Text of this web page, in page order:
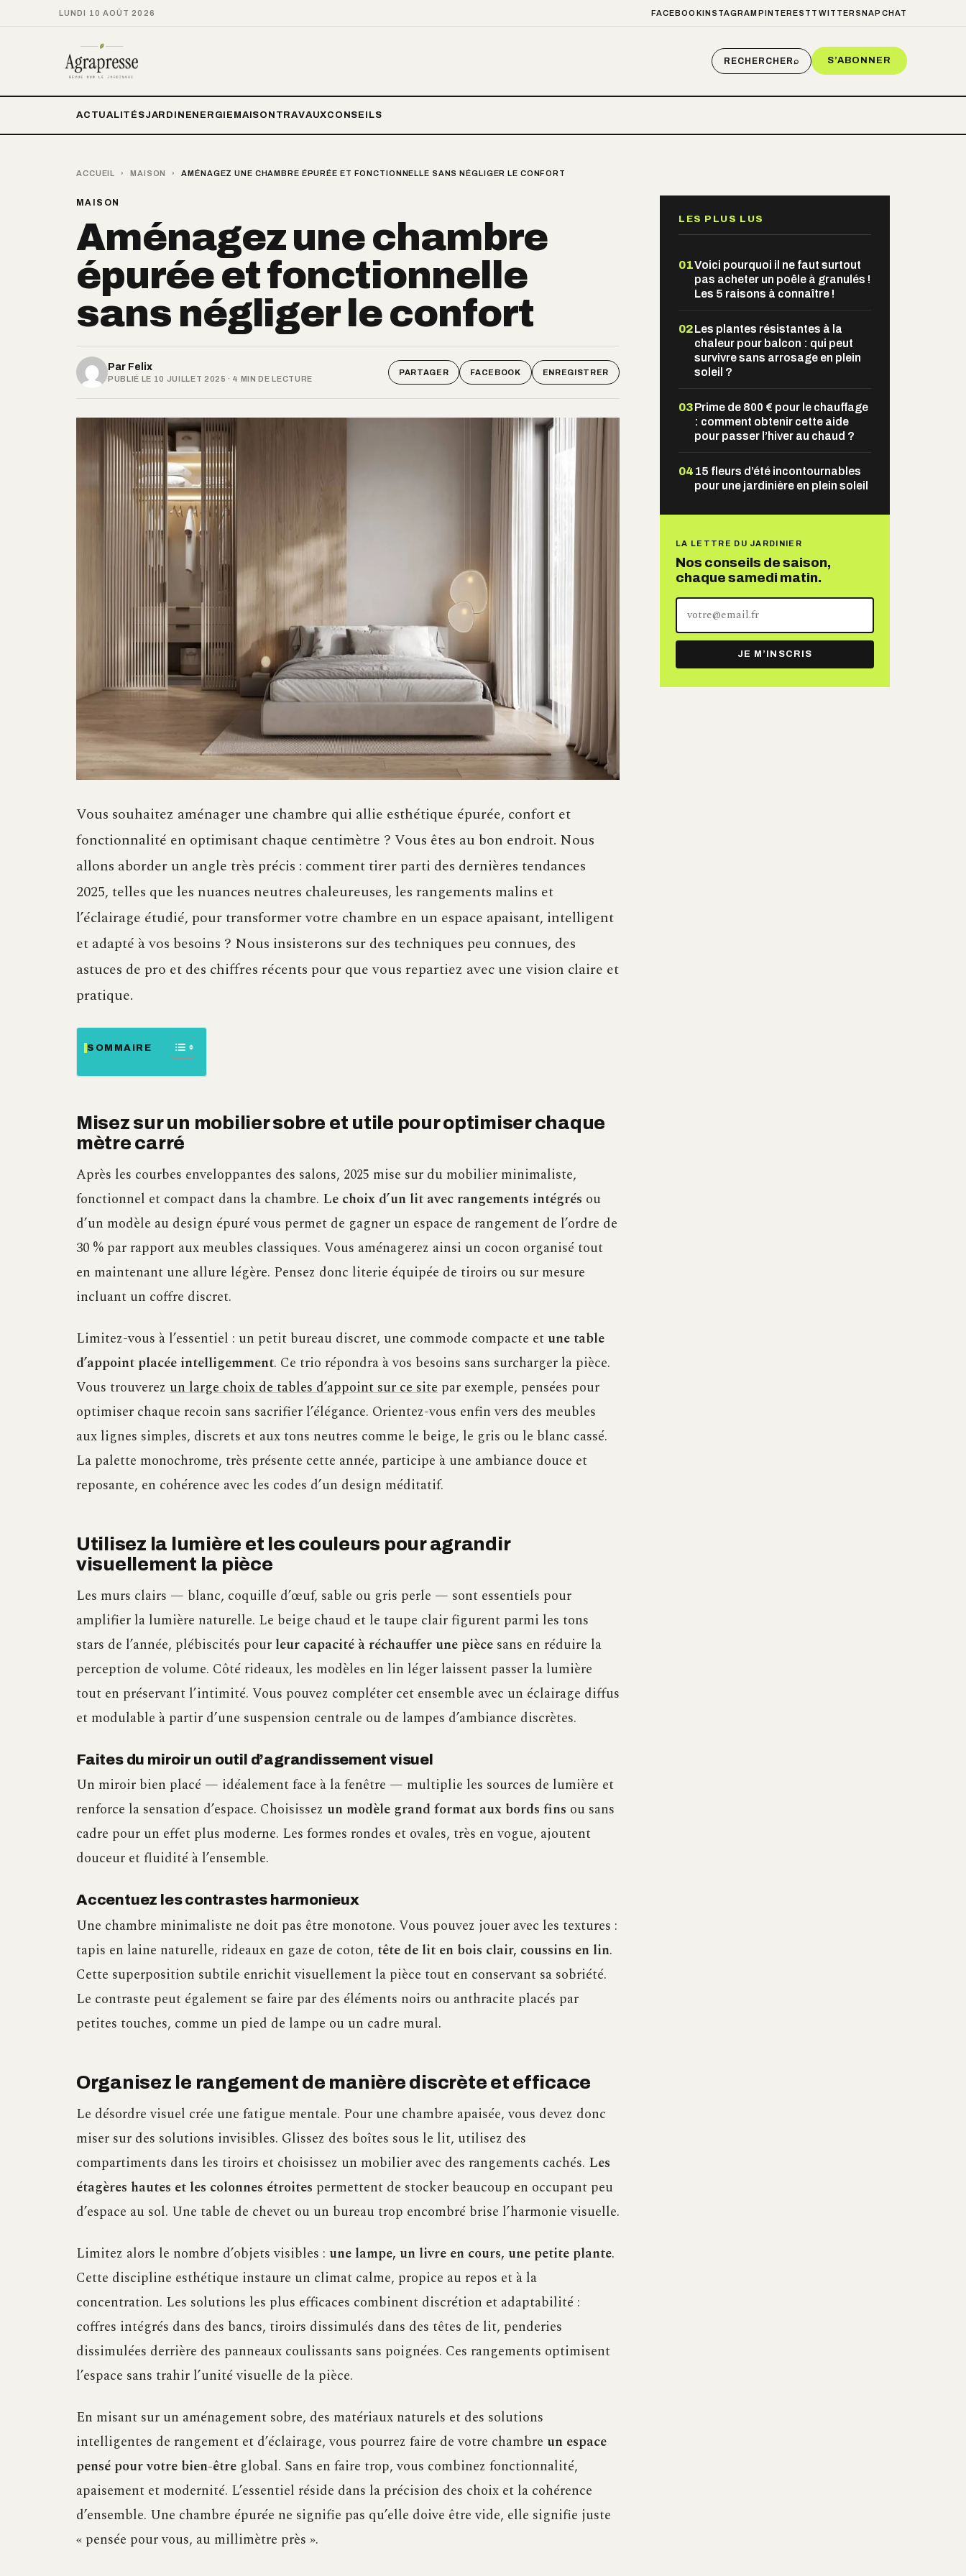
LUNDI 10 AOÛT 2026 FACEBOOKINSTAGRAM PINTEREST TWITTER SNAPCHAT
RECHERCHER⌕ S’ABONNER
ACTUALITÉSJARDIN ENERGIE MAISON TRAVAUXCONSEILS
ACCUEIL › MAISON › AMÉNAGEZ UNE CHAMBRE ÉPURÉE ET FONCTIONNELLE SANS NÉGLIGER LE CONFORT
MAISON
Aménagez une chambre
épurée et fonctionnelle
sans négliger le confort
Par Felix
PUBLIÉ LE 10 JUILLET 2025 · 4 MIN DE LECTURE
PARTAGER FACEBOOK ENREGISTRER
Vous souhaitez aménager une chambre qui allie esthétique épurée, confort et
fonctionnalité en optimisant chaque centimètre ? Vous êtes au bon endroit. Nous
allons aborder un angle très précis : comment tirer parti des dernières tendances
2025, telles que les nuances neutres chaleureuses, les rangements malins et
l’éclairage étudié, pour transformer votre chambre en un espace apaisant, intelligent
et adapté à vos besoins ? Nous insisterons sur des techniques peu connues, des
astuces de pro et des chiffres récents pour que vous repartiez avec une vision claire et
pratique.
SOMMAIRE
Misez sur un mobilier sobre et utile pour optimiser chaque
mètre carré
Après les courbes enveloppantes des salons, 2025 mise sur du mobilier minimaliste,
fonctionnel et compact dans la chambre. Le choix d’un lit avec rangements intégrés ou
d’un modèle au design épuré vous permet de gagner un espace de rangement de l’ordre de
30 % par rapport aux meubles classiques. Vous aménagerez ainsi un cocon organisé tout
en maintenant une allure légère. Pensez donc literie équipée de tiroirs ou sur mesure
incluant un coffre discret.
Limitez-vous à l’essentiel : un petit bureau discret, une commode compacte et une table
d’appoint placée intelligemment. Ce trio répondra à vos besoins sans surcharger la pièce.
Vous trouverez un large choix de tables d’appoint sur ce site par exemple, pensées pour
optimiser chaque recoin sans sacrifier l’élégance. Orientez-vous enfin vers des meubles
aux lignes simples, discrets et aux tons neutres comme le beige, le gris ou le blanc cassé.
La palette monochrome, très présente cette année, participe à une ambiance douce et
reposante, en cohérence avec les codes d’un design méditatif.
Utilisez la lumière et les couleurs pour agrandir
visuellement la pièce
Les murs clairs — blanc, coquille d’œuf, sable ou gris perle — sont essentiels pour
amplifier la lumière naturelle. Le beige chaud et le taupe clair figurent parmi les tons
stars de l’année, plébiscités pour leur capacité à réchauffer une pièce sans en réduire la
perception de volume. Côté rideaux, les modèles en lin léger laissent passer la lumière
tout en préservant l’intimité. Vous pouvez compléter cet ensemble avec un éclairage diffus
et modulable à partir d’une suspension centrale ou de lampes d’ambiance discrètes.
Faites du miroir un outil d’agrandissement visuel
Un miroir bien placé — idéalement face à la fenêtre — multiplie les sources de lumière et
renforce la sensation d’espace. Choisissez un modèle grand format aux bords fins ou sans
cadre pour un effet plus moderne. Les formes rondes et ovales, très en vogue, ajoutent
douceur et fluidité à l’ensemble.
Accentuez les contrastes harmonieux
Une chambre minimaliste ne doit pas être monotone. Vous pouvez jouer avec les textures :
tapis en laine naturelle, rideaux en gaze de coton, tête de lit en bois clair, coussins en lin.
Cette superposition subtile enrichit visuellement la pièce tout en conservant sa sobriété.
Le contraste peut également se faire par des éléments noirs ou anthracite placés par
petites touches, comme un pied de lampe ou un cadre mural.
Organisez le rangement de manière discrète et efficace
Le désordre visuel crée une fatigue mentale. Pour une chambre apaisée, vous devez donc
miser sur des solutions invisibles. Glissez des boîtes sous le lit, utilisez des
compartiments dans les tiroirs et choisissez un mobilier avec des rangements cachés. Les
étagères hautes et les colonnes étroites permettent de stocker beaucoup en occupant peu
d’espace au sol. Une table de chevet ou un bureau trop encombré brise l’harmonie visuelle.
Limitez alors le nombre d’objets visibles : une lampe, un livre en cours, une petite plante.
Cette discipline esthétique instaure un climat calme, propice au repos et à la
concentration. Les solutions les plus efficaces combinent discrétion et adaptabilité :
coffres intégrés dans des bancs, tiroirs dissimulés dans des têtes de lit, penderies
dissimulées derrière des panneaux coulissants sans poignées. Ces rangements optimisent
l’espace sans trahir l’unité visuelle de la pièce.
En misant sur un aménagement sobre, des matériaux naturels et des solutions
intelligentes de rangement et d’éclairage, vous pourrez faire de votre chambre un espace
pensé pour votre bien-être global. Sans en faire trop, vous combinez fonctionnalité,
apaisement et modernité. L’essentiel réside dans la précision des choix et la cohérence
d’ensemble. Une chambre épurée ne signifie pas qu’elle doive être vide, elle signifie juste
« pensée pour vous, au millimètre près ».
LES PLUS LUS
01Voici pourquoi il ne faut surtout
pas acheter un poêle à granulés !
Les 5 raisons à connaître !
02Les plantes résistantes à la
chaleur pour balcon : qui peut
survivre sans arrosage en plein
soleil ?
03Prime de 800 € pour le chauffage
: comment obtenir cette aide
pour passer l’hiver au chaud ?
04 15 fleurs d’été incontournables
pour une jardinière en plein soleil
LA LETTRE DU JARDINIER
Nos conseils de saison,
chaque samedi matin.
adresse
mail
JE M’INSCRIS